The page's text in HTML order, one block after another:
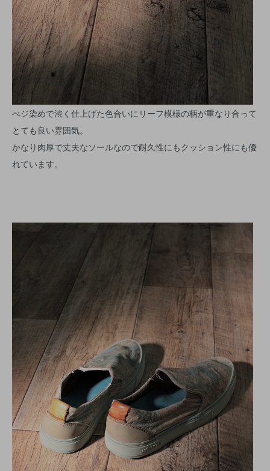
べジ染めで渋く仕上げた色合いにリーフ模様の柄が重なり合って
とても良い雰囲気。
かなり肉厚で丈夫なソールなので耐久性にもクッション性にも優
れています。